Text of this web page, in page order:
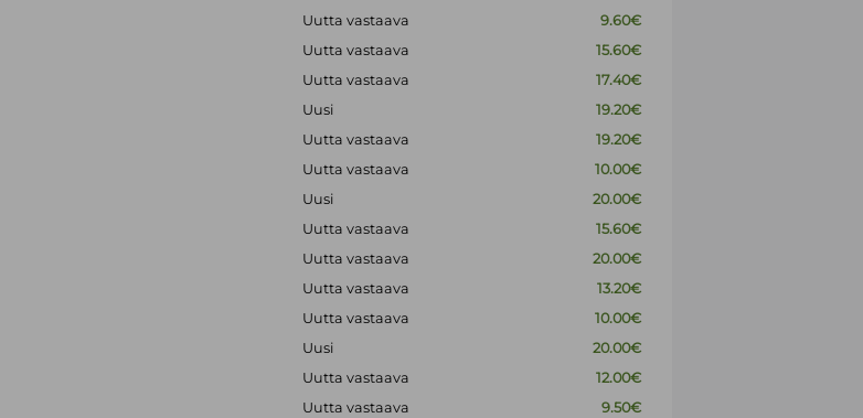
Uutta vastaava
9.60€
Uutta vastaava
15.60€
Uutta vastaava
17.40€
Uusi
19.20€
Uutta vastaava
19.20€
Uutta vastaava
10.00€
Uusi
20.00€
Uutta vastaava
15.60€
Uutta vastaava
20.00€
Uutta vastaava
13.20€
Uutta vastaava
10.00€
Uusi
20.00€
Uutta vastaava
12.00€
Uutta vastaava
9.50€